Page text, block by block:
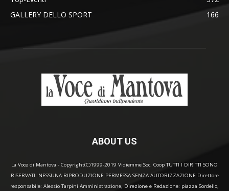
GALLERY DELLO SPORT
166
ABOUT US
La Voce di Mantova - Copyright(C)1999-2019 Vidiemme Soc. Coop TUTTI I DIRITTI SONO
RISERVATI. NESSUNA RIPRODUZIONE PERMESSA SENZA AUTORIZZAZIONE Direttore
responsabile: Alessio Tarpini Amministrazione, Direzione e Redazione: piazza Sordello,